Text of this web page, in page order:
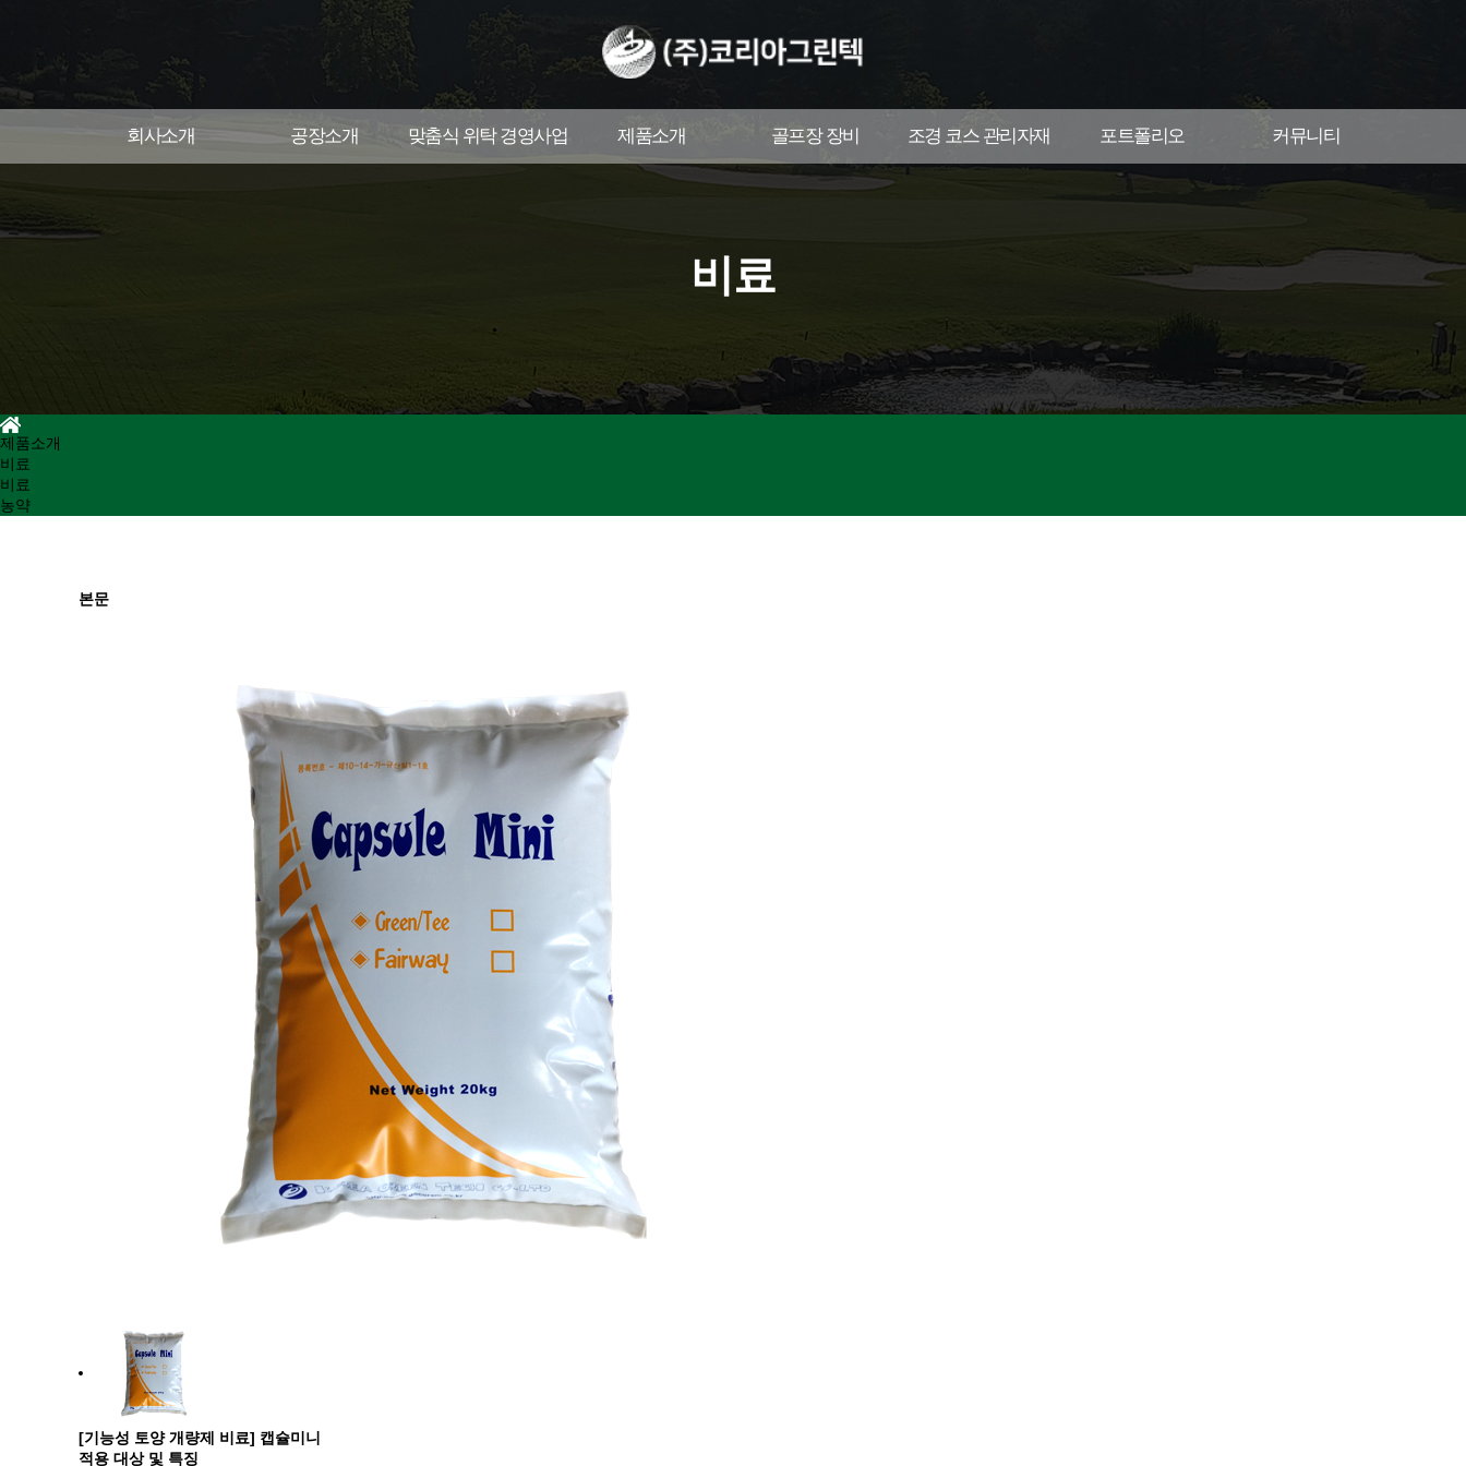
회사소개 공장소개 맞춤식 위탁 경영사업 제품소개 골프장 장비 조경 코스 관리자재 포트폴리오 커뮤니티
비료
제품소개
비료
비료
농약
본문
[기능성 토양 개량제 비료] 캡슐미니
적용 대상 및 특징